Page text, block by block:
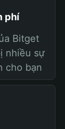
phí
Bitget
nhiều sự
cho bạn